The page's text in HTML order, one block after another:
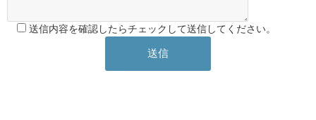
送信内容を確認したらチェックして送信してください。